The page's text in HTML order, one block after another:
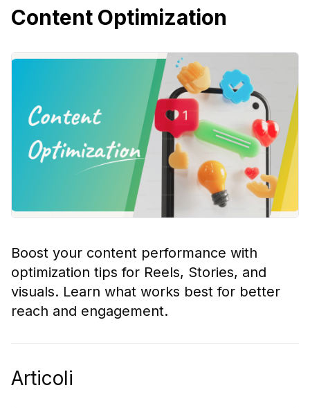
Content Optimization
Boost your content performance with
optimization tips for Reels, Stories, and
visuals. Learn what works best for better
reach and engagement.
Articoli